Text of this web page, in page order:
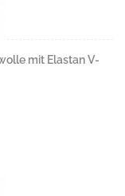
mit Elastan V-